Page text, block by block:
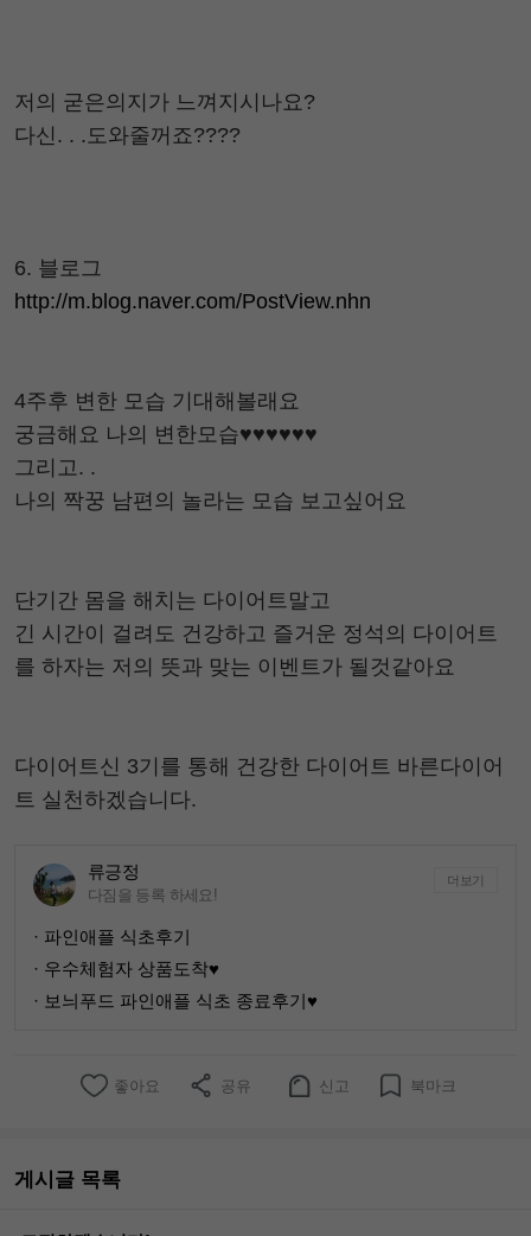
저의 굳은의지가 느껴지시나요?
다신. . .도와줄꺼죠????
6. 블로그
http://m.blog.naver.com/PostView.nhn
4주후 변한 모습 기대해볼래요
궁금해요 나의 변한모습♥♥♥♥♥♥
그리고. .
나의 짝꿍 남편의 놀라는 모습 보고싶어요
단기간 몸을 해치는 다이어트말고
긴 시간이 걸려도 건강하고 즐거운 정석의 다이어트
를 하자는 저의 뜻과 맞는 이벤트가 될것같아요
다이어트신 3기를 통해 건강한 다이어트 바른다이어
트 실천하겠습니다.
류긍정
다짐을 등록 하세요!
더보기
· 파인애플 식초후기
· 우수체험자 상품도착♥
· 보늬푸드 파인애플 식초 종료후기♥
좋아요 공유 신고 북마크
게시글 목록